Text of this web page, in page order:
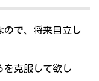
ので、将来自立し
を克服して欲し